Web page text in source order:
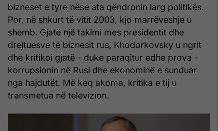
bizneset e tyre nëse ata qëndronin larg politikës.
Por, në shkurt të vitit 2003, kjo marrëveshje u
shemb. Gjatë një takimi mes presidentit dhe
drejtuesve të biznesit rus, Khodorkovsky u ngrit
dhe kritikoi gjatë - duke paraqitur edhe prova -
korrupsionin në Rusi dhe ekonominë e sunduar
nga hajdutët. Më keq akoma, kritika e tij u
transmetua në televizion.